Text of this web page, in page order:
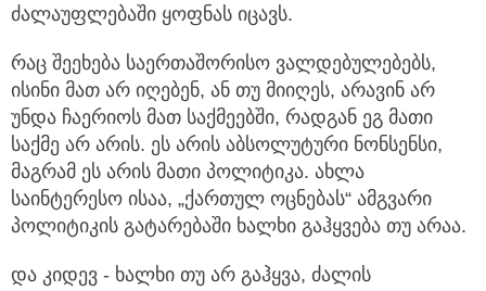
ძალაუფლებაში ყოფნას იცავს.
რაც შეეხება საერთაშორისო ვალდებულებებს,
ისინი მათ არ იღებენ, ან თუ მიიღეს, არავინ არ
უნდა ჩაერიოს მათ საქმეებში, რადგან ეგ მათი
საქმე არ არის. ეს არის აბსოლუტური ნონსენსი,
მაგრამ ეს არის მათი პოლიტიკა. ახლა
საინტერესო ისაა, „ქართულ ოცნებას“ ამგვარი
პოლიტიკის გატარებაში ხალხი გაჰყვება თუ არაა.
და კიდევ - ხალხი თუ არ გაჰყვა, ძალის